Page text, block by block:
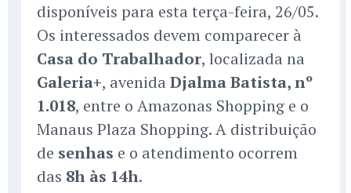
disponíveis para esta terça-feira, 26/05.
Os interessados devem comparecer à
Casa do Trabalhador, localizada na
Galeria+, avenida Djalma Batista, nº
1.018, entre o Amazonas Shopping e o
Manaus Plaza Shopping. A distribuição
de senhas e o atendimento ocorrem
das 8h às 14h.